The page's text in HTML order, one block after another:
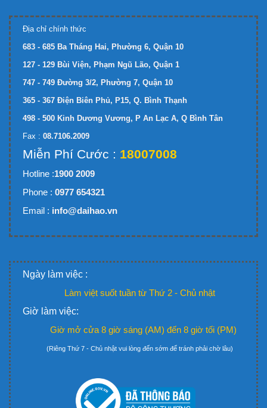
Địa chỉ chính thức
683 - 685 Ba Tháng Hai, Phường 6, Quận 10
127 - 129 Bùi Viện, Phạm Ngũ Lão, Quận 1
747 - 749 Đường 3/2, Phường 7, Quận 10
365 - 367 Điện Biên Phủ, P15, Q. Bình Thạnh
498 - 500 Kinh Dương Vương, P An Lạc A, Q Bình Tân
Fax : 08.7106.2009
Miễn Phí Cước : 18007008
Hotline :1900 2009
Phone : 0977 654321
Email : info@daihao.vn
Ngày làm việc :
Làm việt suốt tuần từ Thứ 2 - Chủ nhật
Giờ làm việc:
Giờ mở cửa 8 giờ sáng (AM) đến 8 giờ tối (PM)
(Riêng Thứ 7 - Chủ nhật vui lòng đến sớm để tránh phải chờ lâu)